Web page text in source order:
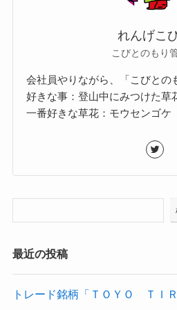
れんげこ
こびとのもり
会社員やりながら、「こびとの
好きな事：登山中にみつけた草
一番好きな草花：モウセンゴケ
最近の投稿
トレード銘柄「ＴＯＹＯ ＴＩＲ